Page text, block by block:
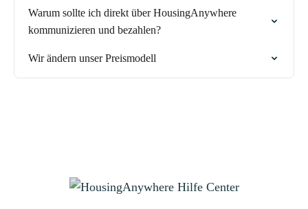
Warum sollte ich direkt über HousingAnywhere
kommunizieren und bezahlen?
Wir ändern unser Preismodell